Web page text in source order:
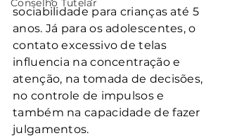
Conselho Tutelar
sociabilidade para crianças até 5
anos. Já para os adolescentes, o
contato excessivo de telas
influencia na concentração e
atenção, na tomada de decisões,
no controle de impulsos e
também na capacidade de fazer
julgamentos.